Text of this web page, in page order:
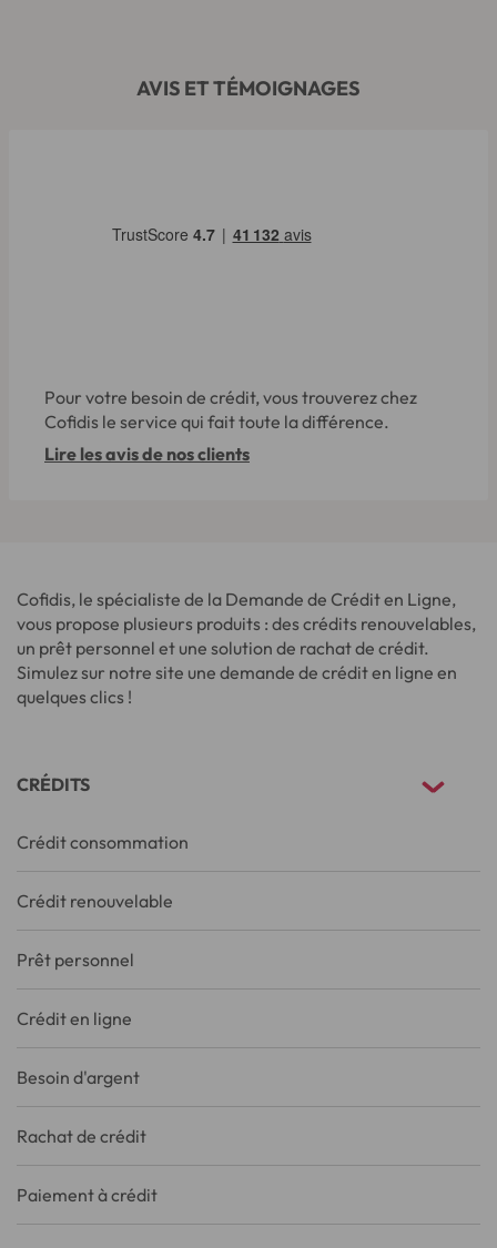
AVIS ET TÉMOIGNAGES
Pour votre besoin de crédit, vous trouverez chez
Cofidis le service qui fait toute la différence.
Lire les avis de nos clients
Cofidis, le spécialiste de la Demande de Crédit en Ligne,
vous propose plusieurs produits : des crédits renouvelables,
un prêt personnel et une solution de rachat de crédit.
Simulez sur notre site une demande de crédit en ligne en
quelques clics !
CRÉDITS
Crédit consommation
Crédit renouvelable
Prêt personnel
Crédit en ligne
Besoin d'argent
Rachat de crédit
Paiement à crédit